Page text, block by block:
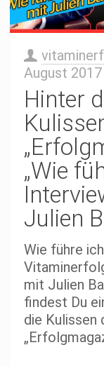
August 2017
Hinter
„Wie
Julien
Wie führe
mit Julien
findest Du
die Kulissen